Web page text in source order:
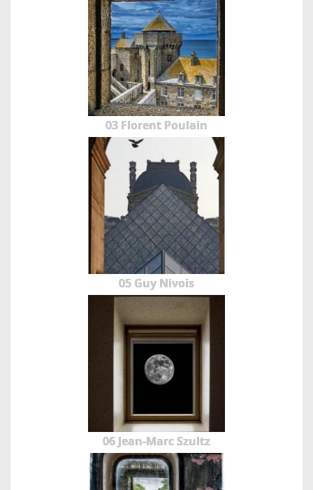
03 Florent Poulain
05 Guy Nivois
06 Jean-Marc Szultz